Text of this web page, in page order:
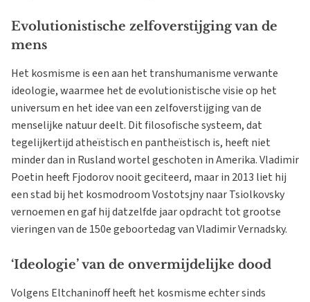
Evolutionistische zelfoverstijging van de
mens
Het kosmisme is een aan het transhumanisme verwante
ideologie, waarmee het de evolutionistische visie op het
universum en het idee van een zelfoverstijging van de
menselijke natuur deelt. Dit filosofische systeem, dat
tegelijkertijd atheïstisch en pantheïstisch is, heeft niet
minder dan in Rusland wortel geschoten in Amerika. Vladimir
Poetin heeft Fjodorov nooit geciteerd, maar in 2013 liet hij
een stad bij het kosmodroom Vostotsjny naar Tsiolkovsky
vernoemen en gaf hij datzelfde jaar opdracht tot grootse
vieringen van de 150e geboortedag van Vladimir Vernadsky.
‘Ideologie’ van de onvermijdelijke dood
Volgens Eltchaninoff heeft het kosmisme echter sinds